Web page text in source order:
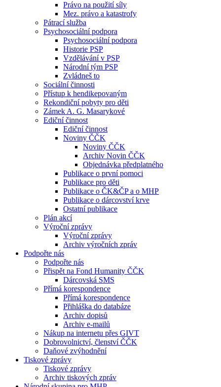
Právo na použití síly
Mez. právo a katastrofy
Pátrací služba
Psychosociální podpora
Psychosociální podpora
Historie PSP
Vzdělávání v PSP
Národní tým PSP
Zvládneš to
Sociální činnosti
Přístup k hendikepovaným
Rekondiční pobyty pro děti
Zámek A. G. Masarykové
Ediční činnost
Ediční činnost
Noviny ČČK
Noviny ČČK
Archiv Novin ČČK
Objednávka předplatného
Publikace o první pomoci
Publikace pro děti
Publikace o ČK&ČP a o MHP
Publikace o dárcovství krve
Ostatní publikace
Plán akcí
Výroční zprávy
Výroční zprávy
Archiv výročních zpráv
Podpořte nás
Podpořte nás
Přispět na Fond Humanity ČČK
Dárcovská SMS
Přímá korespondence
Přímá korespondence
Přihláška do databáze
Archiv dopisů
Archiv e-mailů
Nákup na internetu přes GIVT
Dobrovolnictví, členství ČČK
Daňové zvýhodnění
Tiskové zprávy
Tiskové zprávy
Archiv tiskových zpráv